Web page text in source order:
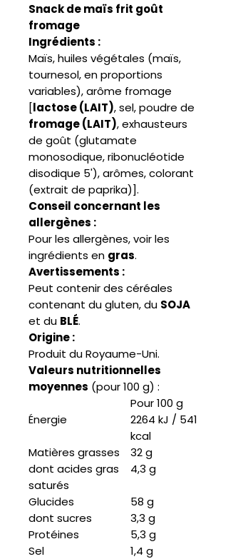
Snack de maïs frit goût
fromage
Ingrédients :
Maïs, huiles végétales (maïs,
tournesol, en proportions
variables), arôme fromage
[lactose (LAIT), sel, poudre de
fromage (LAIT), exhausteurs
de goût (glutamate
monosodique, ribonucléotide
disodique 5'), arômes, colorant
(extrait de paprika)].
Conseil concernant les
allergènes :
Pour les allergènes, voir les
ingrédients en gras.
Avertissements :
Peut contenir des céréales
contenant du gluten, du SOJA
et du BLÉ.
Origine :
Produit du Royaume-Uni.
Valeurs nutritionnelles
moyennes (pour 100 g) :
Pour 100 g
Énergie
2264 kJ / 541
kcal
Matières grasses
32 g
dont acides gras
saturés
4,3 g
Glucides
58 g
dont sucres
3,3 g
Protéines
5,3 g
Sel
1,4 g